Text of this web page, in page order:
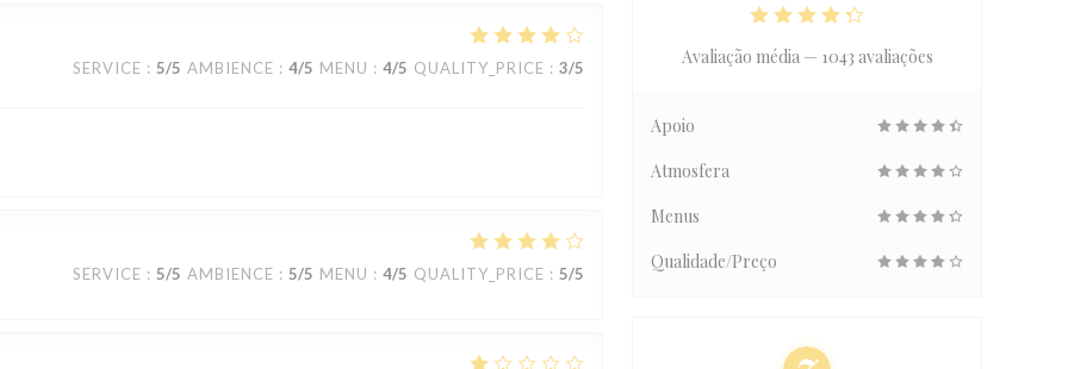
SERVICE : 5/5 AMBIENCE : 4/5 MENU : 4/5 QUALITY_PRICE : 3/5
SERVICE : 5/5 AMBIENCE : 5/5 MENU : 4/5 QUALITY_PRICE : 5/5
Avaliação média — 1043 avaliações
Apoio
Atmosfera
Menus
Qualidade/Preço